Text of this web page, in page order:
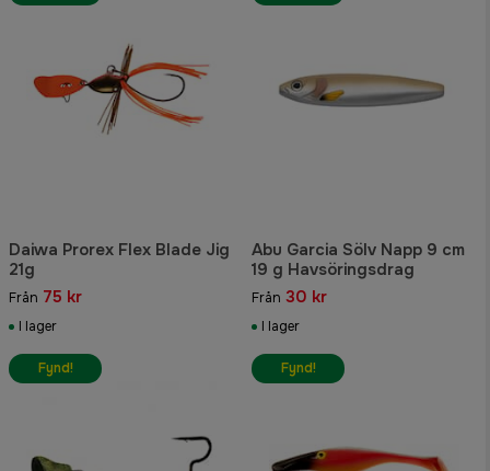
Daiwa Prorex Flex Blade Jig
21g
Från 75 kr
I lager
Abu Garcia Sölv Napp 9 cm
19 g Havsöringsdrag
Från 30 kr
I lager
Fynd! Fynd!